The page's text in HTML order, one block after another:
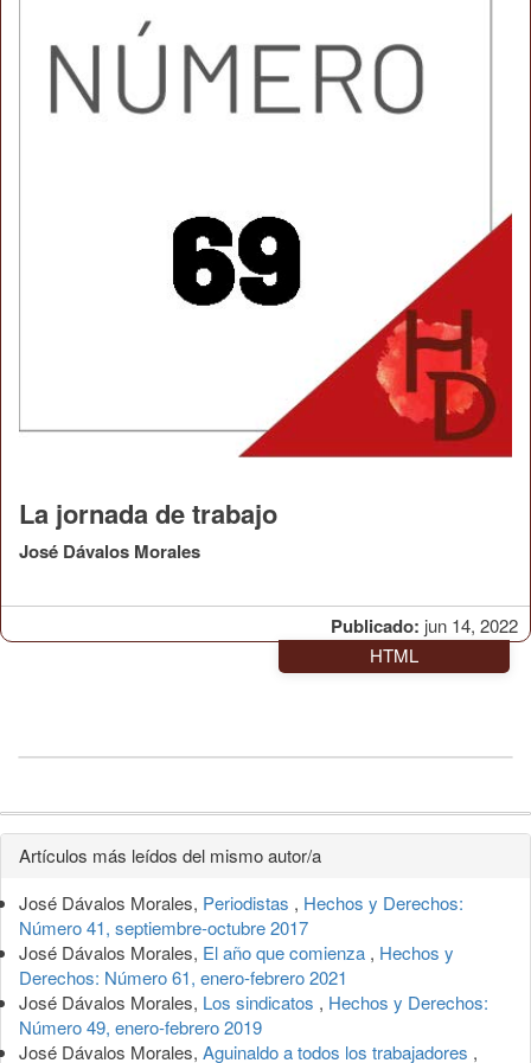
Publicado: jun 14, 2022
La jornada de trabajo
José Dávalos Morales
HTML
Detalles
del
artículo
Artículos más leídos del mismo autor/a
José Dávalos Morales, Periodistas , Hechos y Derechos:
Número 41, septiembre-octubre 2017
José Dávalos Morales, El año que comienza , Hechos y
Derechos: Número 61, enero-febrero 2021
José Dávalos Morales, Los sindicatos , Hechos y Derechos:
Número 49, enero-febrero 2019
José Dávalos Morales, Aguinaldo a todos los trabajadores ,